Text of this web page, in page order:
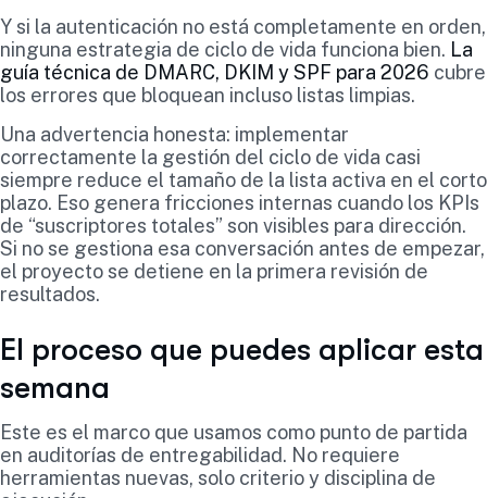
Y si la autenticación no está completamente en orden,
ninguna estrategia de ciclo de vida funciona bien. La
guía técnica de DMARC, DKIM y SPF para 2026 cubre
los errores que bloquean incluso listas limpias.
Una advertencia honesta: implementar
correctamente la gestión del ciclo de vida casi
siempre reduce el tamaño de la lista activa en el corto
plazo. Eso genera fricciones internas cuando los KPIs
de “suscriptores totales” son visibles para dirección.
Si no se gestiona esa conversación antes de empezar,
el proyecto se detiene en la primera revisión de
resultados.
El proceso que puedes aplicar esta
semana
Este es el marco que usamos como punto de partida
en auditorías de entregabilidad. No requiere
herramientas nuevas, solo criterio y disciplina de